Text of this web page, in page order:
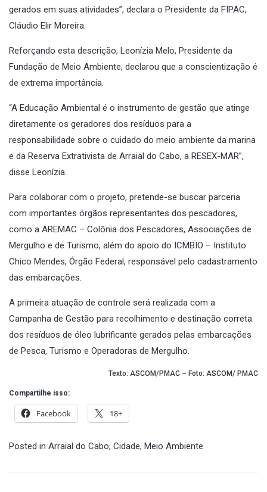
gerados em suas atividades”, declara o Presidente da FIPAC,
Cláudio Elir Moreira.
Reforçando esta descrição, Leonízia Melo, Presidente da
Fundação de Meio Ambiente, declarou que a conscientização é
de extrema importância.
“A Educação Ambiental é o instrumento de gestão que atinge
diretamente os geradores dos resíduos para a
responsabilidade sobre o cuidado do meio ambiente da marina
e da Reserva Extrativista de Arraial do Cabo, a RESEX-MAR”,
disse Leonízia.
Para colaborar com o projeto, pretende-se buscar parceria
com importantes órgãos representantes dos pescadores,
como a AREMAC – Colônia dos Pescadores, Associações de
Mergulho e de Turismo, além do apoio do ICMBIO – Instituto
Chico Mendes, Órgão Federal, responsável pelo cadastramento
das embarcações.
A primeira atuação de controle será realizada com a
Campanha de Gestão para recolhimento e destinação correta
dos resíduos de óleo lubrificante gerados pelas embarcações
de Pesca, Turismo e Operadoras de Mergulho.
Texto: ASCOM/PMAC – Foto: ASCOM/ PMAC
Compartilhe isso:
Facebook 18+
Posted in Arraial do Cabo, Cidade, Meio Ambiente